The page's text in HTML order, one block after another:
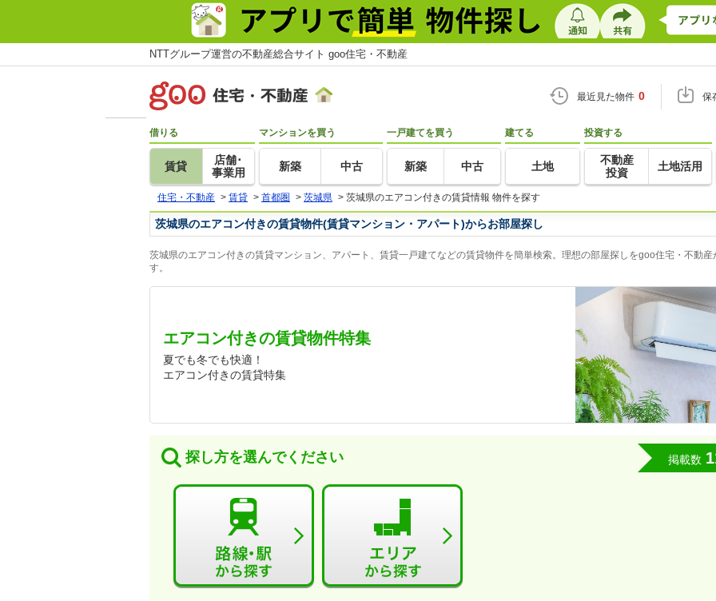
NTTグループ運営の不動産総合サイト goo住宅・不動産
最近見た物件 0 保
借りる
賃貸
店舗･
事業用
マンションを買う
新築 中古
一戸建てを買う
新築 中古
建てる
土地
投資する
不動産
投資
土地活用
住宅・不動産 > 賃貸 > 首都圏 > 茨城県 > 茨城県のエアコン付きの賃貸情報 物件を探す
茨城県のエアコン付きの賃貸物件(賃貸マンション・アパート)からお部屋探し
茨城県のエアコン付きの賃貸マンション、アパート、賃貸一戸建てなどの賃貸物件を簡単検索。理想の部屋探しをgoo住宅・不動産
す。
エアコン付きの賃貸物件特集
夏でも冬でも快適！
エアコン付きの賃貸特集
探し方を選んでください 掲載数